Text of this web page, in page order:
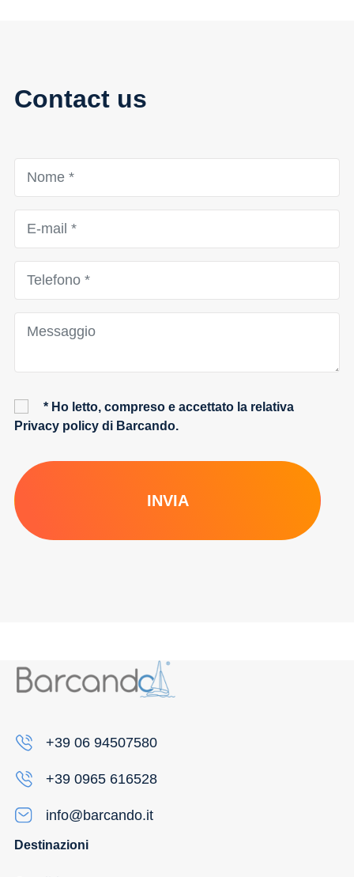
Contact us
* Ho letto, compreso e accettato la relativa
Privacy policydi Barcando.
INVIA
+39 06 94507580
+39 0965 616528
info@barcando.it
Destinazioni